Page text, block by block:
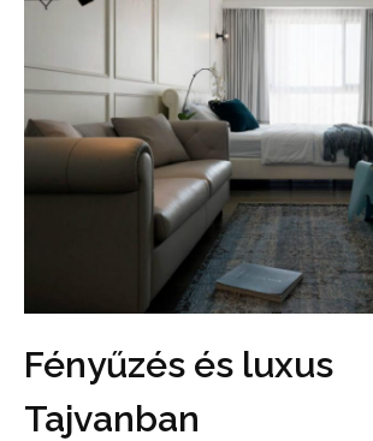
Fényűzés és luxus
Tajvanban